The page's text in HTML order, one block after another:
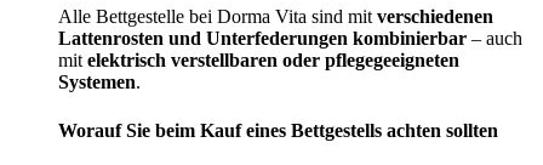
Alle Bettgestelle bei Dorma Vita sind mit verschiedenen
Lattenrosten und Unterfederungen kombinierbar – auch
mit elektrisch verstellbaren oder pflegegeeigneten
Systemen.
Worauf Sie beim Kauf eines Bettgestells achten sollten